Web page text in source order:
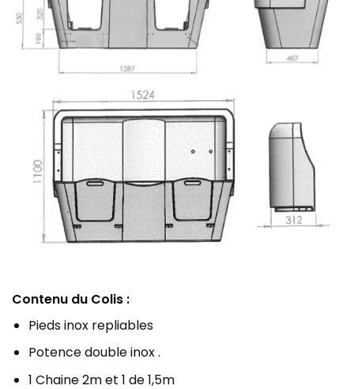
Contenu du Colis :
Pieds inox repliables
Potence double inox .
1 Chaine 2m et 1 de 1,5m